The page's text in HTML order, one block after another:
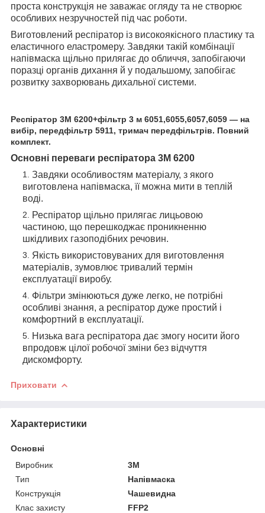
проста конструкція не заважає огляду та не створює
особливих незручностей під час роботи.
Виготовлений респіратор із високоякісного пластику та
еластичного еластромеру. Завдяки такій комбінації
напівмаска щільно прилягає до обличчя, запобігаючи
поразці органів дихання й у подальшому, запобігає
розвитку захворювань дихальної системи.
Респіратор 3М 6200+фільтр 3 м 6051,6055,6057,6059 — на
вибір, передфільтр 5911, тримач передфільтрів. Повний
комплект.
Основні переваги респіратора 3М 6200
Завдяки особливостям матеріалу, з якого
виготовлена напівмаска, її можна мити в теплій
воді.
Респіратор щільно прилягає лицьовою
частиною, що перешкоджає проникненню
шкідливих газоподібних речовин.
Якість використовуваних для виготовлення
матеріалів, зумовлює тривалий термін
експлуатації виробу.
Фільтри змінюються дуже легко, не потрібні
особливі знання, а респіратор дуже простий і
комфортний в експлуатації.
Низька вага респіратора дає змогу носити його
впродовж цілої робочої зміни без відчуття
дискомфорту.
Приховати
Характеристики
Основні
Виробник
3М
Тип
Напівмаска
Конструкція
Чашевидна
Клас захисту
FFP2